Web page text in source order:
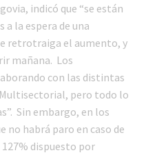
indicó que “se están
a la espera de una
retrotraiga el aumento, y
mañana. Los
con las distintas
pero todo lo
Sin embargo, en los
no habrá paro en caso de
dispuesto por